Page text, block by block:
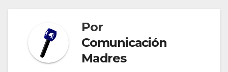
Por
Comunicación
Madres